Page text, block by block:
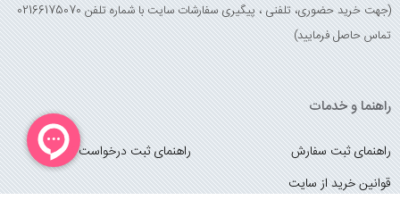
(جهت خرید حضوری، تلفنی ، پیگیری سفارشات سایت با شماره تلفن 02166175070
تماس حاصل فرمایید)
راهنما و خدمات
راهنمای ثبت سفارش
راهنمای ثبت درخواست کتاب
قوانین خرید از سایت